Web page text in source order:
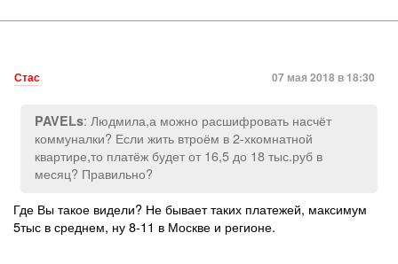
Стас 07 мая 2018 в 18:30
PAVELs: Людмила,а можно расшифровать насчёт
коммуналки? Если жить втроём в 2-хкомнатной
квартире,то платёж будет от 16,5 до 18 тыс.руб в
месяц? Правильно?
Где Вы такое видели? Не бывает таких платежей, максимум
5тыс в среднем, ну 8-11 в Москве и регионе.